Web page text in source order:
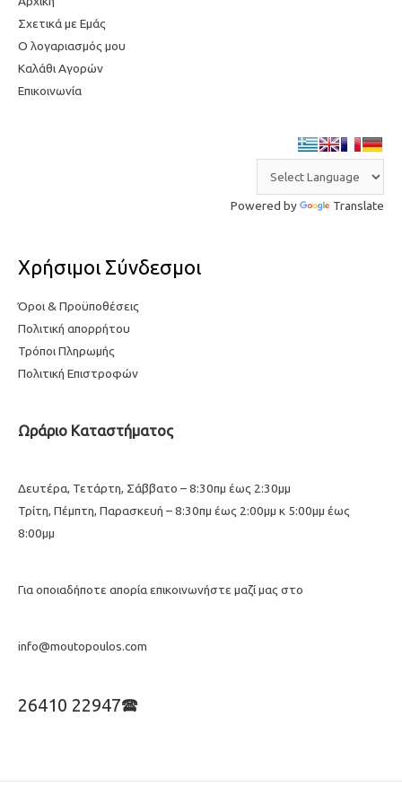
Σχετικά με Εμάς
Ο λογαριασμός μου
Καλάθι Αγορών
Επικοινωνία
Powered by Translate
Χρήσιμοι Σύνδεσμοι
Όροι & Προϋποθέσεις
Πολιτική απορρήτου
Τρόποι Πληρωμής
Πολιτική Επιστροφών
Ωράριο Καταστήματος
Δευτέρα, Τετάρτη, Σάββατο – 8:30πμ έως 2:30μμ
Τρίτη, Πέμπτη, Παρασκευή – 8:30πμ έως 2:00μμ κ 5:00μμ έως
8:00μμ
Για οποιαδήποτε απορία επικοινωνήστε μαζί μας στο
info@moutopoulos.com
26410 22947🕿